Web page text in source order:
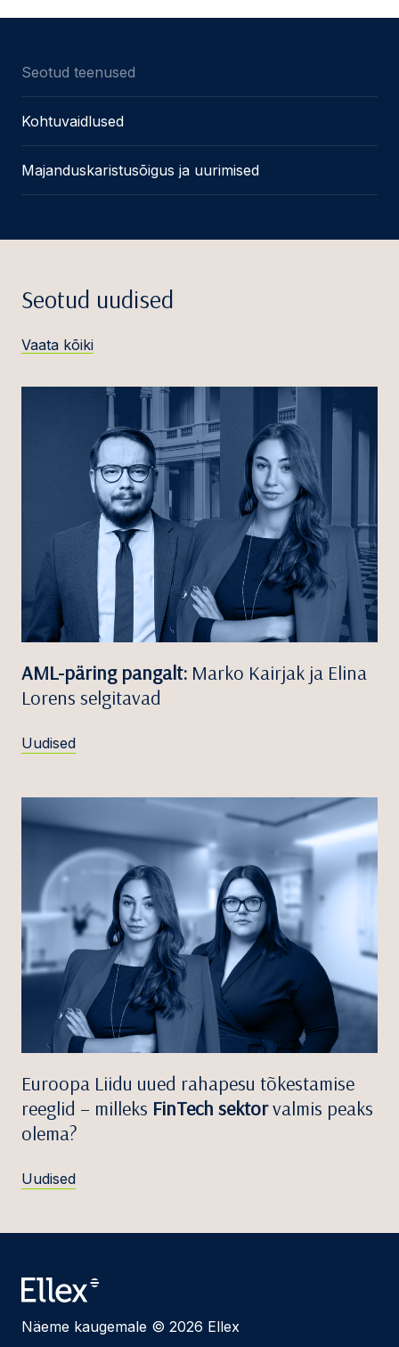
Seotud teenused
Kohtuvaidlused
Majanduskaristusõigus ja uurimised
Seotud uudised
Vaata kõiki
AML-päring pangalt: Marko Kairjak ja Elina
Lorens selgitavad
Uudised
Euroopa Liidu uued rahapesu tõkestamise
reeglid – milleks FinTech sektorvalmis peaks
olema?
Uudised
Näeme kaugemale © 2026 Ellex